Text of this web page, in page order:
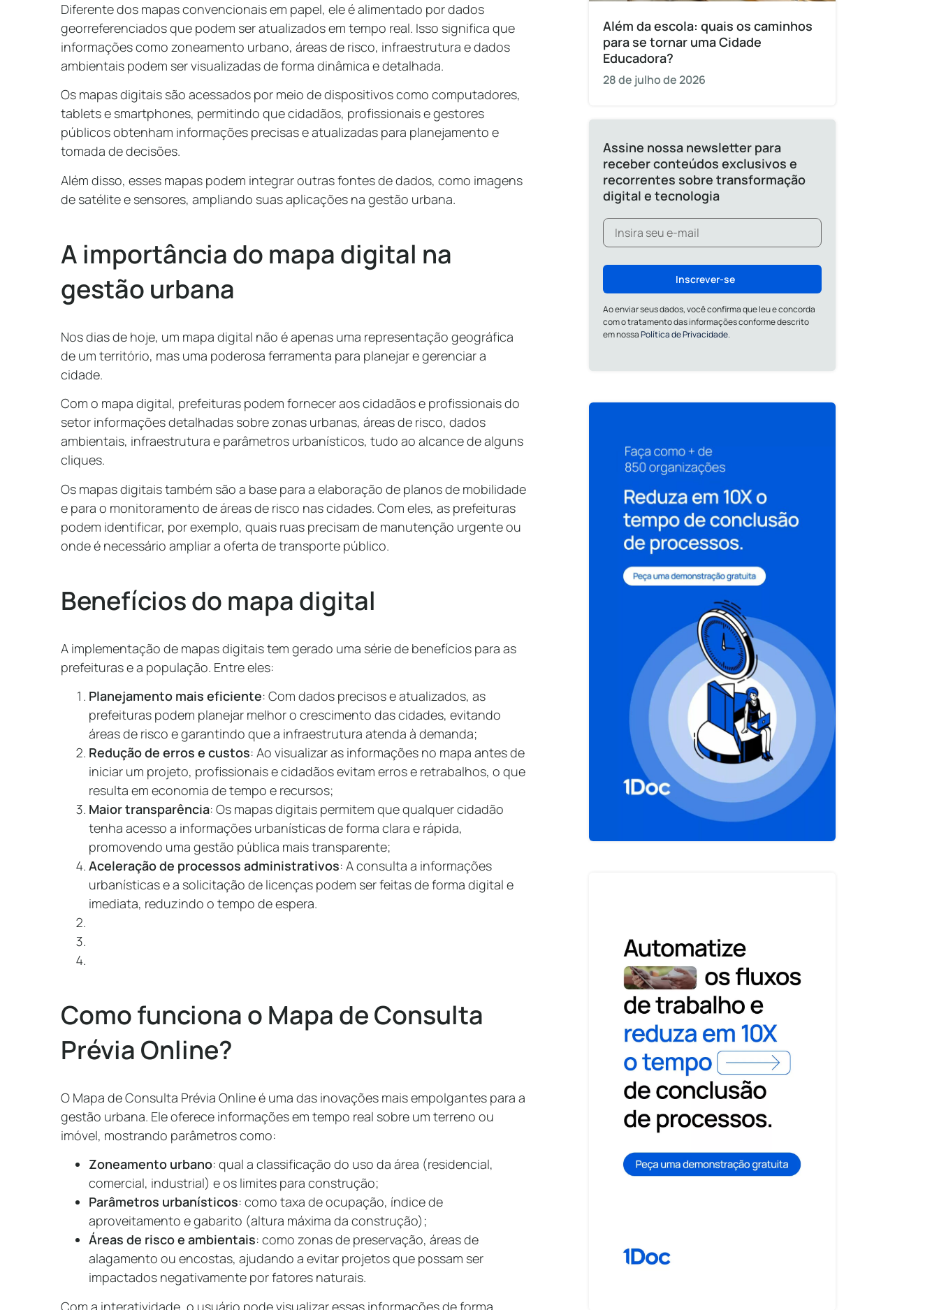
Diferente dos mapas convencionais em papel, ele é alimentado por dados
georreferenciados que podem ser atualizados em tempo real. Isso significa que
informações como zoneamento urbano, áreas de risco, infraestrutura e dados
ambientais podem ser visualizadas de forma dinâmica e detalhada.
Os mapas digitais são acessados por meio de dispositivos como computadores,
tablets e smartphones, permitindo que cidadãos, profissionais e gestores
públicos obtenham informações precisas e atualizadas para planejamento e
tomada de decisões.
Além disso, esses mapas podem integrar outras fontes de dados, como imagens
de satélite e sensores, ampliando suas aplicações na gestão urbana.
A importância do mapa digital na
gestão urbana
Nos dias de hoje, um mapa digital não é apenas uma representação geográfica
de um território, mas uma poderosa ferramenta para planejar e gerenciar a
cidade.
Com o mapa digital, prefeituras podem fornecer aos cidadãos e profissionais do
setor informações detalhadas sobre zonas urbanas, áreas de risco, dados
ambientais, infraestrutura e parâmetros urbanísticos, tudo ao alcance de alguns
cliques.
Os mapas digitais também são a base para a elaboração de planos de mobilidade
e para o monitoramento de áreas de risco nas cidades. Com eles, as prefeituras
podem identificar, por exemplo, quais ruas precisam de manutenção urgente ou
onde é necessário ampliar a oferta de transporte público.
Benefícios do mapa digital
A implementação de mapas digitais tem gerado uma série de benefícios para as
prefeituras e a população. Entre eles:
Planejamento mais eficiente: Com dados precisos e atualizados, as
prefeituras podem planejar melhor o crescimento das cidades, evitando
áreas de risco e garantindo que a infraestrutura atenda à demanda;
Redução de erros e custos: Ao visualizar as informações no mapa antes de
iniciar um projeto, profissionais e cidadãos evitam erros e retrabalhos, o que
resulta em economia de tempo e recursos;
Maior transparência: Os mapas digitais permitem que qualquer cidadão
tenha acesso a informações urbanísticas de forma clara e rápida,
promovendo uma gestão pública mais transparente;
Aceleração de processos administrativos: A consulta a informações
urbanísticas e a solicitação de licenças podem ser feitas de forma digital e
imediata, reduzindo o tempo de espera.
Como funciona o Mapa de Consulta
Prévia Online?
O Mapa de Consulta Prévia Online é uma das inovações mais empolgantes para a
gestão urbana. Ele oferece informações em tempo real sobre um terreno ou
imóvel, mostrando parâmetros como:
Zoneamento urbano: qual a classificação do uso da área (residencial,
comercial, industrial) e os limites para construção;
Parâmetros urbanísticos: como taxa de ocupação, índice de
aproveitamento e gabarito (altura máxima da construção);
Áreas de risco e ambientais: como zonas de preservação, áreas de
alagamento ou encostas, ajudando a evitar projetos que possam ser
impactados negativamente por fatores naturais.
Com a interatividade, o usuário pode visualizar essas informações de forma
Além da escola: quais os caminhos
para se tornar uma Cidade
Educadora?
28 de julho de 2026
Assine nossa newsletter para
receber conteúdos exclusivos e
recorrentes sobre transformação
digital e tecnologia
Inscrever-se
Ao enviar seus dados, você confirma que leu e concorda
com o tratamento das informações conforme descrito
em nossaPolítica de Privacidade.